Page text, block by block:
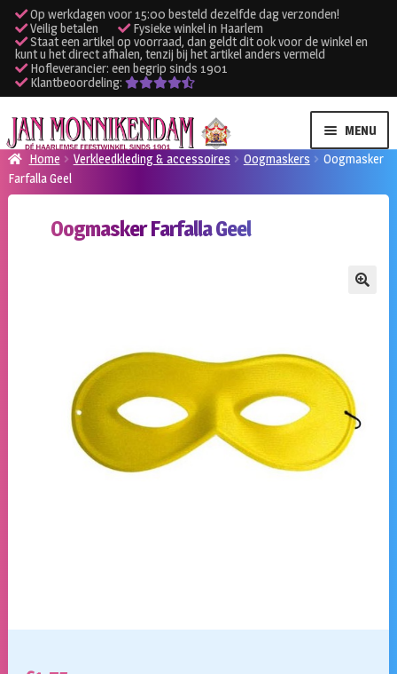
Op werkdagen voor 15:00 besteld dezelfde dag verzonden!
Veilig betalen
Fysieke winkel in Haarlem
Staat een artikel op voorraad, dan geldt dit ook voor de winkel en
kunt u het direct afhalen, tenzij bij het artikel anders vermeld
Hofleverancier: een begrip sinds 1901
Klantbeoordeling:
Ga
door
naar
navigatie
Ga
naar
de
inhoud
MENU
Verhuur kleding
Verhuur apparatuur
Inloggen
Home Verkleedkleding & accessoires Oogmaskers
Oogmasker
Farfalla Geel
Oogmasker Farfalla Geel